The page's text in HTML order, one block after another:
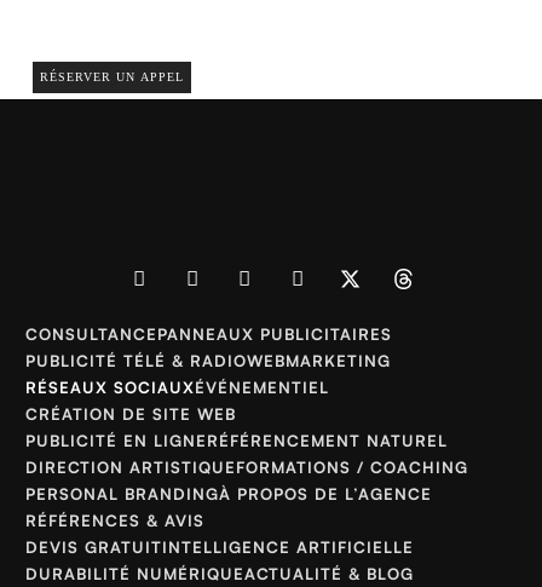
RÉSERVER UN APPEL
CONSULTANCEPANNEAUX PUBLICITAIRES
PUBLICITÉ TÉLÉ & RADIOWEBMARKETING
RÉSEAUX SOCIAUXÉVÉNEMENTIEL
CRÉATION DE SITE WEB
PUBLICITÉ EN LIGNERÉFÉRENCEMENT NATUREL
DIRECTION ARTISTIQUEFORMATIONS / COACHING
PERSONAL BRANDINGÀ PROPOS DE L’AGENCE
RÉFÉRENCES & AVIS
DEVIS GRATUITINTELLIGENCE ARTIFICIELLE
DURABILITÉ NUMÉRIQUEACTUALITÉ & BLOG